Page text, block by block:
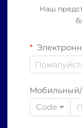
Наш
Code